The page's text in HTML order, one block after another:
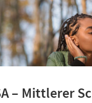
– Mittlerer